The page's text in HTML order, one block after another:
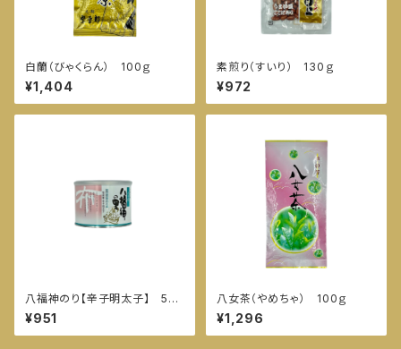
白蘭（びゃくらん） 100ｇ
¥1,404
素煎り（すいり） 130ｇ
¥972
八福神のり【辛子明太子】 52
枚入
¥951
八女茶（やめちゃ） 100ｇ
¥1,296